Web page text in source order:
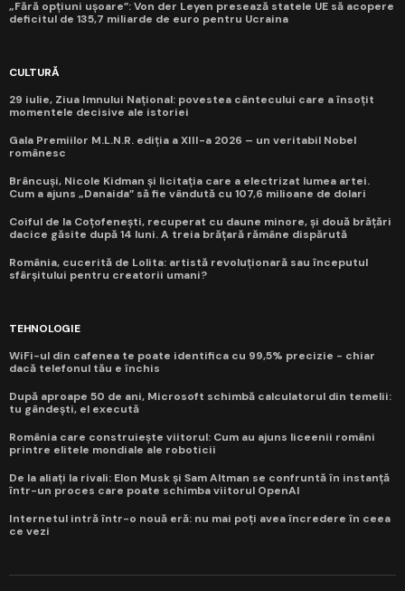
„Fără opțiuni ușoare”: Von der Leyen presează statele UE să acopere
deficitul de 135,7 miliarde de euro pentru Ucraina
CULTURĂ
29 iulie, Ziua Imnului Național: povestea cântecului care a însoțit
momentele decisive ale istoriei
Gala Premiilor M.L.N.R. ediția a XIII-a 2026 – un veritabil Nobel
românesc
Brâncuși, Nicole Kidman și licitația care a electrizat lumea artei.
Cum a ajuns „Danaida” să fie vândută cu 107,6 milioane de dolari
Coiful de la Coțofenești, recuperat cu daune minore, și două brățări
dacice găsite după 14 luni. A treia brățară rămâne dispărută
România, cucerită de Lolita: artistă revoluționară sau începutul
sfârșitului pentru creatorii umani?
TEHNOLOGIE
WiFi-ul din cafenea te poate identifica cu 99,5% precizie - chiar
dacă telefonul tău e închis
După aproape 50 de ani, Microsoft schimbă calculatorul din temelii:
tu gândești, el execută
România care construiește viitorul: Cum au ajuns liceenii români
printre elitele mondiale ale roboticii
De la aliați la rivali: Elon Musk și Sam Altman se confruntă în instanță
într-un proces care poate schimba viitorul OpenAI
Internetul intră într-o nouă eră: nu mai poți avea încredere în ceea
ce vezi